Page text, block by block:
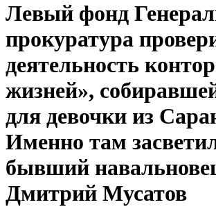
Левый фонд
прокуратура
деятельность
жизней»,
для девочки из
Именно там
бывший
Дмитрий Мусатов